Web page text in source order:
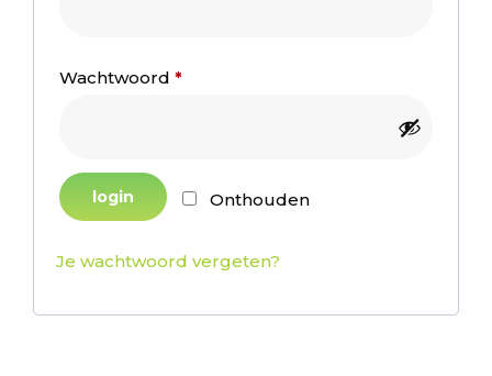
Wachtwoord *
Onthouden
login
Je wachtwoord vergeten?